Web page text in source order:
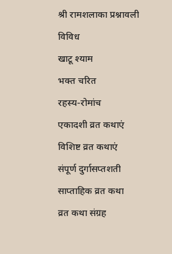
श्री रामशलाका प्रश्नावली
विविध
खाटू श्याम
भक्त चरित
रहस्य-रोमांच
एकादशी व्रत कथाएं
विशिष्ट व्रत कथाएं
संपूर्ण दुर्गासप्तशती
साप्ताहिक व्रत कथा
व्रत कथा संग्रह